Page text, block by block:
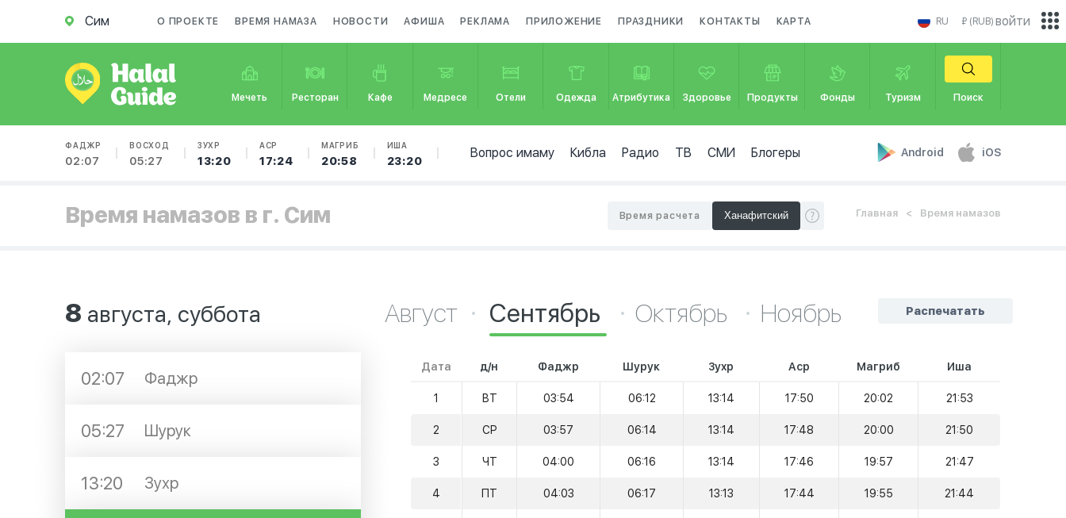
Сим О ПРОЕКТЕ ВРЕМЯ НАМАЗА НОВОСТИ АФИША РЕКЛАМА ПРИЛОЖЕНИЕ ПРАЗДНИКИ КОНТАКТЫ КАРТА RU ₽ (RUB)
Мечеть Ресторан Кафе Медресе Отели Одежда Атрибутика Здоровье Продукты Фонды Туризм Поиск
ФАДЖР
02:07
ВОСХОД
05:27
ЗУХР
13:20
АСР
17:24
МАГРИБ
20:58
ИША
23:20
Вопрос имаму Кибла Радио ТВ СМИ Блогеры Android iOS
войти
Время намазов в г. Сим Главная Время намазов
Время расчета
8 августа, суббота
02:07 Фаджр
05:27 Шурук
13:20 Зухр
Распечатать
Август Сентябрь Октябрь Ноябрь
Дата д/н Фаджр Шурук Зухр Аср Магриб Иша
1 ВТ 03:54 06:12 13:14 17:50 20:02 21:53
2 СР 03:57 06:14 13:14 17:48 20:00 21:50
3 ЧТ 04:00 06:16 13:14 17:46 19:57 21:47
4 ПТ 04:03 06:17 13:13 17:44 19:55 21:44